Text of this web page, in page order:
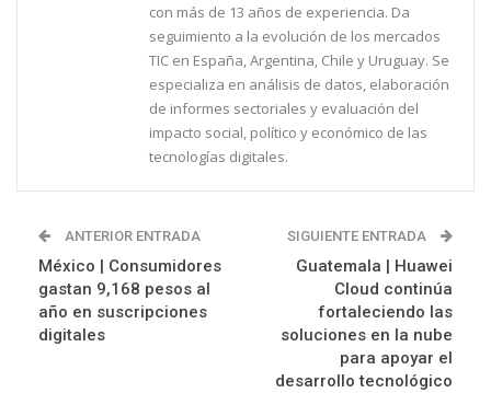
con más de 13 años de experiencia. Da
seguimiento a la evolución de los mercados
TIC en España, Argentina, Chile y Uruguay. Se
especializa en análisis de datos, elaboración
de informes sectoriales y evaluación del
impacto social, político y económico de las
tecnologías digitales.
ANTERIOR ENTRADA
México | Consumidores
gastan 9,168 pesos al
año en suscripciones
digitales
SIGUIENTE ENTRADA
Guatemala | Huawei
Cloud continúa
fortaleciendo las
soluciones en la nube
para apoyar el
desarrollo tecnológico